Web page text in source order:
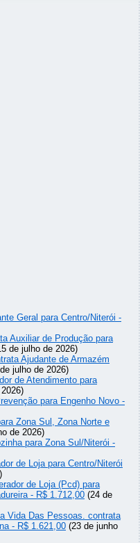
Geral para Centro/Niterói -
Auxiliar de Produção para
de julho de 2026)
Ajudante de Armazém
julho de 2026)
de Atendimento para
para Engenho Novo -
Zona Sul, Zona Norte e
de 2026)
para Zona Sul/Niterói -
de Loja para Centro/Niterói
de Loja (Pcd) para
- R$ 1.712,00 (24 de
Vida Das Pessoas. contrata
- R$ 1.621,00 (23 de junho